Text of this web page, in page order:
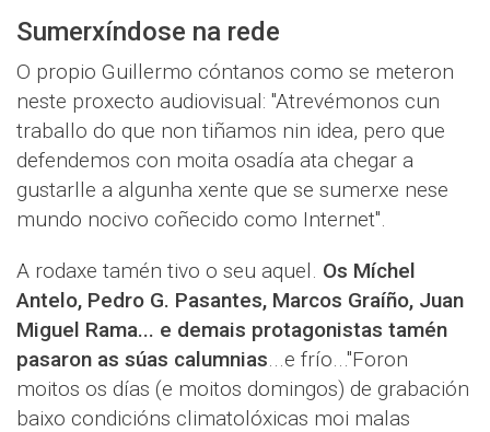
Sumerxíndose na rede
O propio Guillermo cóntanos como se meteron
neste proxecto audiovisual: "Atrevémonos cun
traballo do que non tiñamos nin idea, pero que
defendemos con moita osadía ata chegar a
gustarlle a algunha xente que se sumerxe nese
mundo nocivo coñecido como Internet".
A rodaxe tamén tivo o seu aquel. Os Míchel
Antelo, Pedro G. Pasantes, Marcos Graíño, Juan
Miguel Rama... e demais protagonistas tamén
pasaron as súas calumnias...e frío..."Foron
moitos os días (e moitos domingos) de grabación
baixo condicións climatolóxicas moi malas